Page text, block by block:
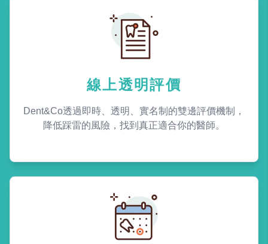
線上透明評價
Dent&Co透過即時、透明、實名制的雙邊評價機制，
降低踩雷的風險，找到真正適合你的醫師。